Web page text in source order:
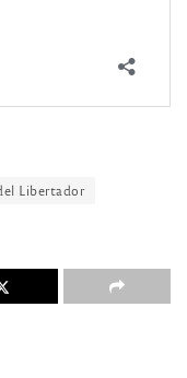
Libertador